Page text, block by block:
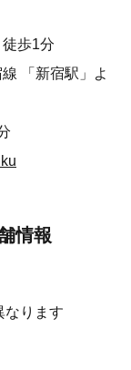
歩1分
「新宿駅」よ
情報
ります